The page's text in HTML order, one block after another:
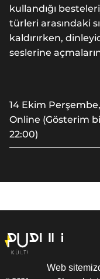
Web
kullandığı
türleri arasındaki
kaldırırken,
seslerine
14 Ekim
Online (Gösterim
22:00)